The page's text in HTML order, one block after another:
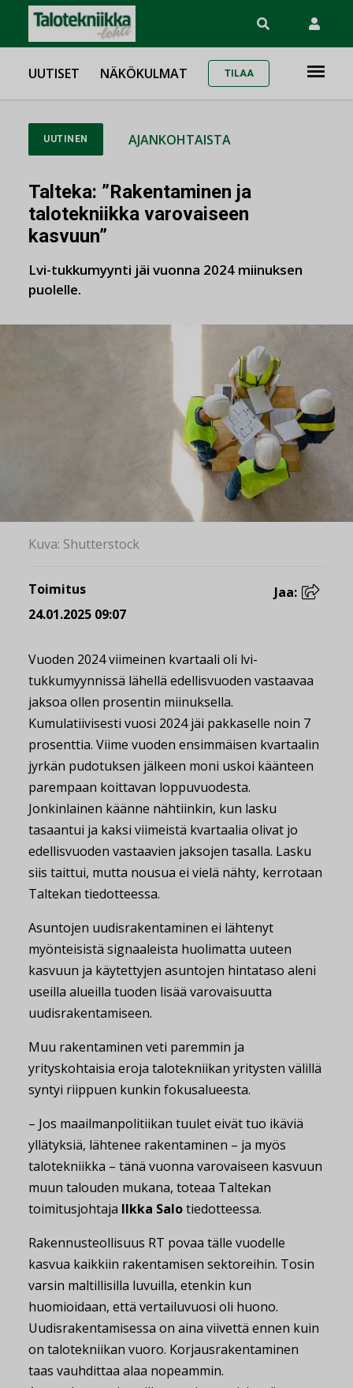
UUTISET NÄKÖKULMAT TILAA
UUTINEN AJANKOHTAISTA
Talteka: ”Rakentaminen ja
talotekniikka varovaiseen
kasvuun”
Lvi-tukkumyynti jäi vuonna 2024 miinuksen
puolelle.
Kuva: Shutterstock
Toimitus
24.01.2025 09:07
Jaa:
Vuoden 2024 viimeinen kvartaali oli lvi-
tukkumyynnissä lähellä edellisvuoden vastaavaa
jaksoa ollen prosentin miinuksella.
Kumulatiivisesti vuosi 2024 jäi pakkaselle noin 7
prosenttia. Viime vuoden ensimmäisen kvartaalin
jyrkän pudotuksen jälkeen moni uskoi käänteen
parempaan koittavan loppuvuodesta.
Jonkinlainen käänne nähtiinkin, kun lasku
tasaantui ja kaksi viimeistä kvartaalia olivat jo
edellisvuoden vastaavien jaksojen tasalla. Lasku
siis taittui, mutta nousua ei vielä nähty, kerrotaan
Taltekan tiedotteessa.
Asuntojen uudisrakentaminen ei lähtenyt
myönteisistä signaaleista huolimatta uuteen
kasvuun ja käytettyjen asuntojen hintataso aleni
useilla alueilla tuoden lisää varovaisuutta
uudisrakentamiseen.
Muu rakentaminen veti paremmin ja
yrityskohtaisia eroja talotekniikan yritysten välillä
syntyi riippuen kunkin fokusalueesta.
– Jos maailmanpolitiikan tuulet eivät tuo ikäviä
yllätyksiä, lähtenee rakentaminen – ja myös
talotekniikka – tänä vuonna varovaiseen kasvuun
muun talouden mukana, toteaa Taltekan
toimitusjohtaja Ilkka Salotiedotteessa.
Rakennusteollisuus RT povaa tälle vuodelle
kasvua kaikkiin rakentamisen sektoreihin. Tosin
varsin maltillisilla luvuilla, etenkin kun
huomioidaan, että vertailuvuosi oli huono.
Uudisrakentamisessa on aina viivettä ennen kuin
on talotekniikan vuoro. Korjausrakentaminen
taas vauhdittaa alaa nopeammin.